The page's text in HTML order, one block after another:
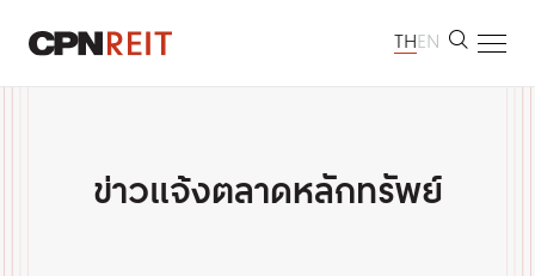
THEN
เกี่ยวกับเรา
ทรัพย์สินที่ลงทุน
ข่าวแจ้งตลาดหลักทรัพย์